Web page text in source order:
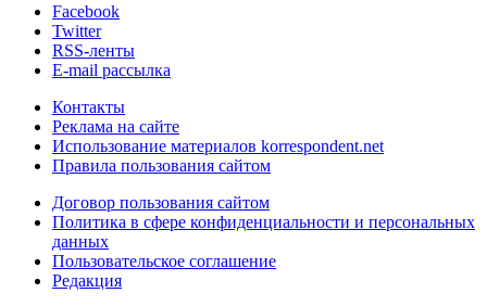
Facebook
Twitter
RSS-ленты
E-mail рассылка
Контакты
Реклама на сайте
Использование материалов korrespondent.net
Правила пользования сайтом
Договор пользования сайтом
Политика в сфере конфиденциальности и персональных
данных
Пользовательское соглашение
Редакция